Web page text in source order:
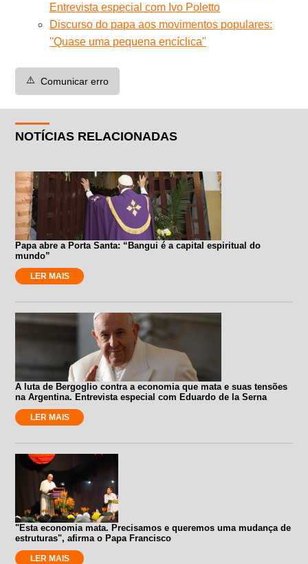
Entrevista especial com Ivo Poletto
Discurso do papa aos movimentos populares:
''Quase uma pequena encíclica''
⚠️ Comunicar erro
NOTÍCIAS RELACIONADAS
Papa abre a Porta Santa: “Bangui é a capital espiritual do
mundo”
LER MAIS
A luta de Bergoglio contra a economia que mata e suas tensões
na Argentina. Entrevista especial com Eduardo de la Serna
LER MAIS
"Esta economia mata. Precisamos e queremos uma mudança de
estruturas", afirma o Papa Francisco
LER MAIS